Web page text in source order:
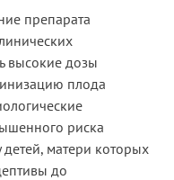
препарата
высокие дозы
плода
риска
матери которых
до